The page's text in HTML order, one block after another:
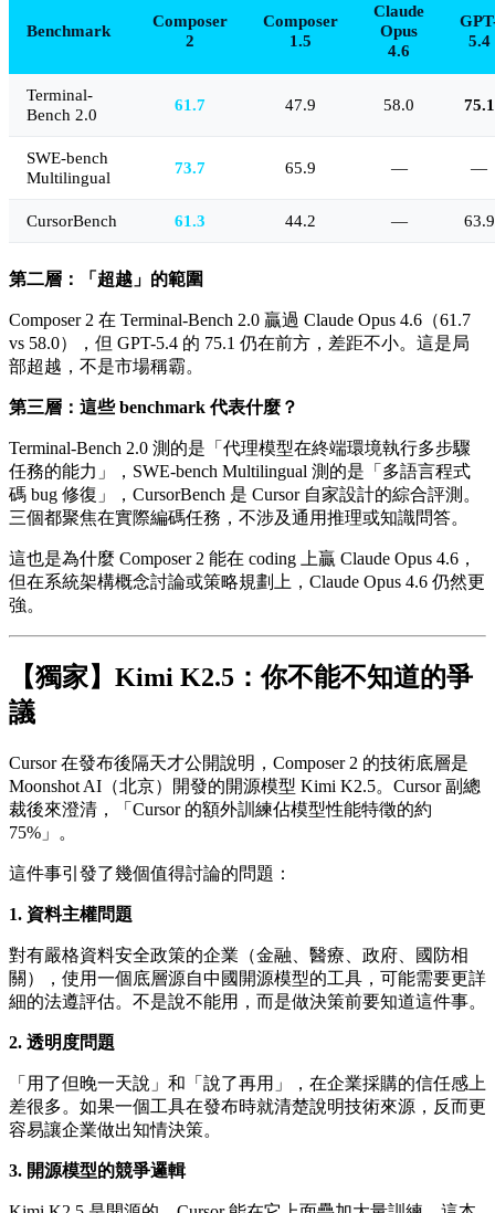
Benchmark
Composer
2
Composer
1.5
Claude
Opus
4.6
5.4
Terminal-
Bench 2.0
61.7 47.9 58.0 75.1
SWE-bench
Multilingual
73.7 65.9 — —
CursorBench 61.3 44.2 — 63.9
第二層：「超越」的範圍
Composer 2 在 Terminal-Bench 2.0 贏過 Claude Opus 4.6（61.7
vs 58.0），但 GPT-5.4 的 75.1 仍在前方，差距不小。這是局
部超越，不是市場稱霸。
第三層：這些 benchmark 代表什麼？
Terminal-Bench 2.0 測的是「代理模型在終端環境執行多步驟
任務的能力」，SWE-bench Multilingual 測的是「多語言程式
碼 bug 修復」，CursorBench 是 Cursor 自家設計的綜合評測。
三個都聚焦在實際編碼任務，不涉及通用推理或知識問答。
這也是為什麼 Composer 2 能在 coding 上贏 Claude Opus 4.6，
但在系統架構概念討論或策略規劃上，Claude Opus 4.6 仍然更
強。
【獨家】Kimi K2.5：你不能不知道的爭
議
Cursor 在發布後隔天才公開說明，Composer 2 的技術底層是
Moonshot AI（北京）開發的開源模型 Kimi K2.5。Cursor 副總
裁後來澄清，「Cursor 的額外訓練佔模型性能特徵的約
75%」。
這件事引發了幾個值得討論的問題：
1. 資料主權問題
對有嚴格資料安全政策的企業（金融、醫療、政府、國防相
關），使用一個底層源自中國開源模型的工具，可能需要更詳
細的法遵評估。不是說不能用，而是做決策前要知道這件事。
2. 透明度問題
「用了但晚一天說」和「說了再用」，在企業採購的信任感上
差很多。如果一個工具在發布時就清楚說明技術來源，反而更
容易讓企業做出知情決策。
3. 開源模型的競爭邏輯